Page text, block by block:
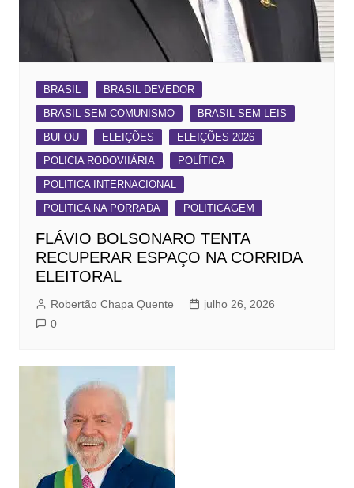
BRASIL
BRASIL DEVEDOR
BRASIL SEM COMUNISMO
BRASIL SEM LEIS
BUFOU
ELEIÇÕES
ELEIÇÕES 2026
POLICIA RODOVIIÁRIA
POLÍTICA
POLITICA INTERNACIONAL
POLITICA NA PORRADA
POLITICAGEM
FLÁVIO BOLSONARO TENTA
RECUPERAR ESPAÇO NA CORRIDA
ELEITORAL
Robertão Chapa Quente
julho 26, 2026
0